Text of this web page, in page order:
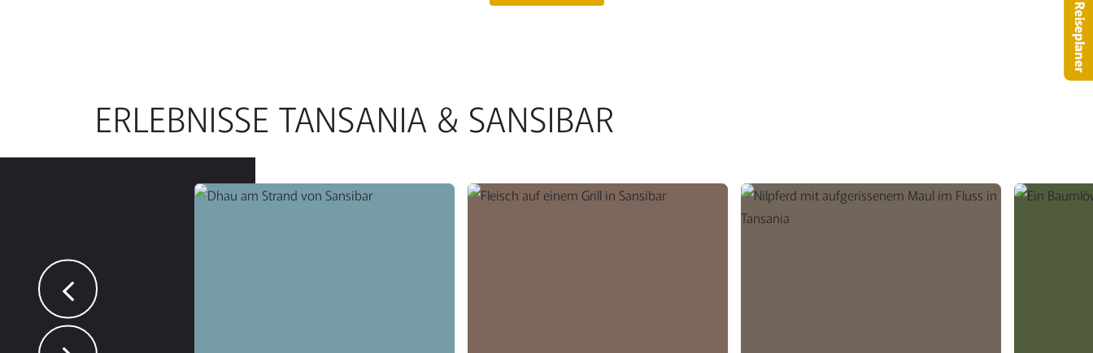
– Reiseplaner
ERLEBNISSE TANSANIA & SANSIBAR